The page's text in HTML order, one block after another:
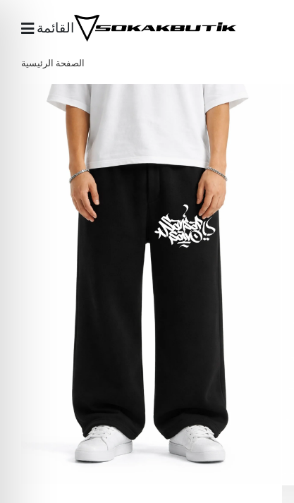
القائمة
الصفحة الرئيسية